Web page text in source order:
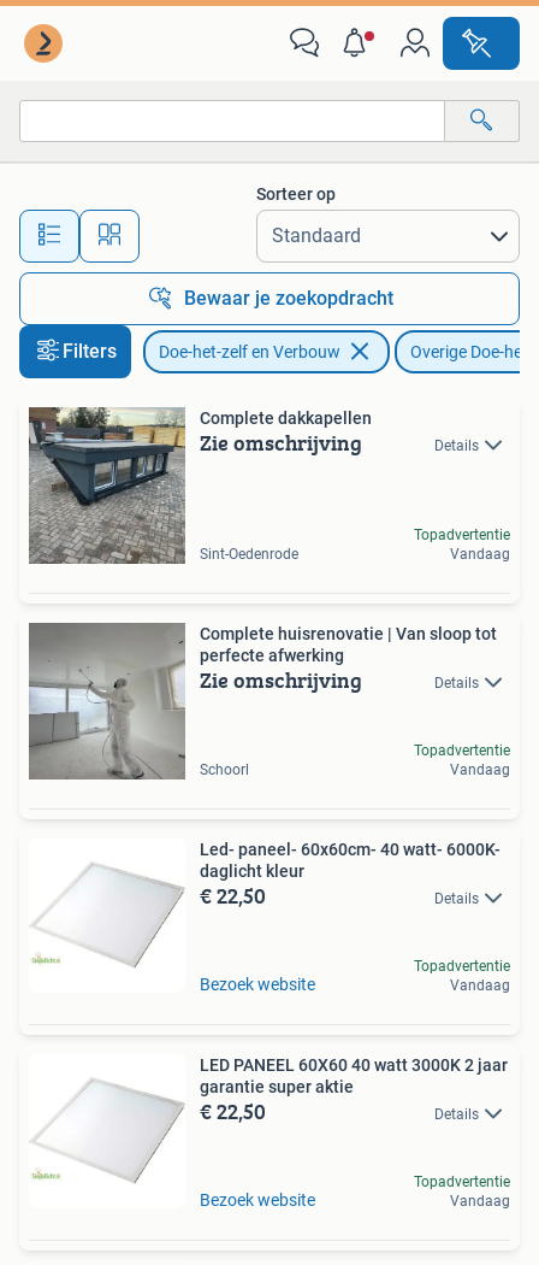
Alle afstanden…
Sorteer op
Bewaar je zoekopdracht
Filters Doe-het-zelf en Verbouw Overige Doe-
Complete dakkapellen
Zie omschrijving Details
Sint-Oedenrode
Topadvertentie
Vandaag
Complete huisrenovatie | Van sloop tot
perfecte afwerking
Zie omschrijving Details
Schoorl
Topadvertentie
Vandaag
Led- paneel- 60x60cm- 40 watt- 6000K-
daglicht kleur
€ 22,50 Details
Bezoek website
Topadvertentie
Vandaag
LED PANEEL 60X60 40 watt 3000K 2 jaar
garantie super aktie
€ 22,50 Details
Bezoek website
Topadvertentie
Vandaag